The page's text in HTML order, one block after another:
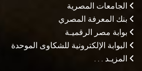
الجامعات المصرية
بنك المعرفة المصري
بوابة مصر الرقميـة
البوابة الإلكترونية للشكاوى الموحدة
المزيـد . . .